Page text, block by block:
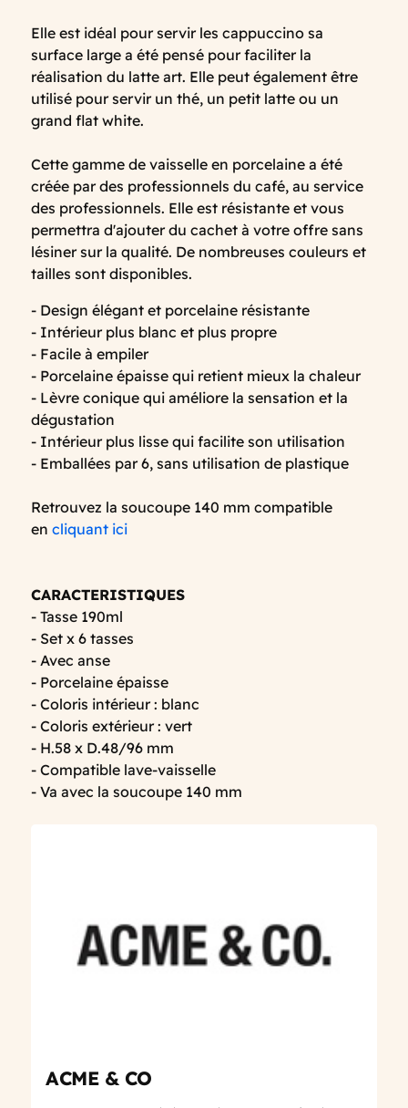
Elle est idéal pour servir les cappuccino sa
surface large a été pensé pour faciliter la
réalisation du latte art. Elle peut également être
utilisé pour servir un thé, un petit latte ou un
grand flat white.
Cette gamme de vaisselle en porcelaine a été
créée par des professionnels du café, au service
des professionnels. Elle est résistante et vous
permettra d'ajouter du cachet à votre offre sans
lésiner sur la qualité. De nombreuses couleurs et
tailles sont disponibles.
- Design élégant et porcelaine résistante
- Intérieur plus blanc et plus propre
- Facile à empiler
- Porcelaine épaisse qui retient mieux la chaleur
- Lèvre conique qui améliore la sensation et la
dégustation
- Intérieur plus lisse qui facilite son utilisation
- Emballées par 6, sans utilisation de plastique
Retrouvez la soucoupe 140 mm compatible
en cliquant ici
CARACTERISTIQUES
- Tasse 190ml
- Set x 6 tasses
- Avec anse
- Porcelaine épaisse
- Coloris intérieur : blanc
- Coloris extérieur : vert
- H.58 x D.48/96 mm
- Compatible lave-vaisselle
- Va avec la soucoupe 140 mm
ACME & CO